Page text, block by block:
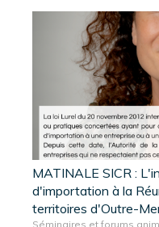
MATINALE SICR :
d'importation à la
territoires d'Outre-
Séminaires et forums